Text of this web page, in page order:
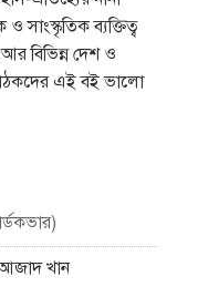
সাংস্কৃতিক ব্যক্তিত্ব
আর বিভিন্ন দেশ ও
এই বই ভালাে
খান